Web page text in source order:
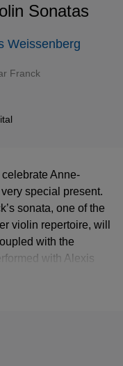
Sonatas
Weissenberg
Franck
Anne-
special present.
sonata, one of the
violin repertoire, will
with the
with Alexis
on top, the album